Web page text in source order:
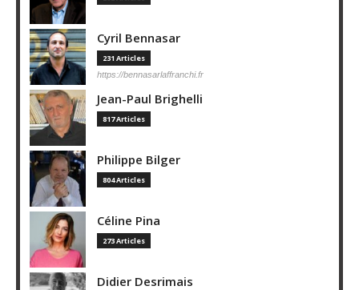
Cyril Bennasar
231 Articles
https://bennasarlaffranchi.fr
Jean-Paul Brighelli
817 Articles
Philippe Bilger
804 Articles
Céline Pina
273 Articles
Didier Desrimais